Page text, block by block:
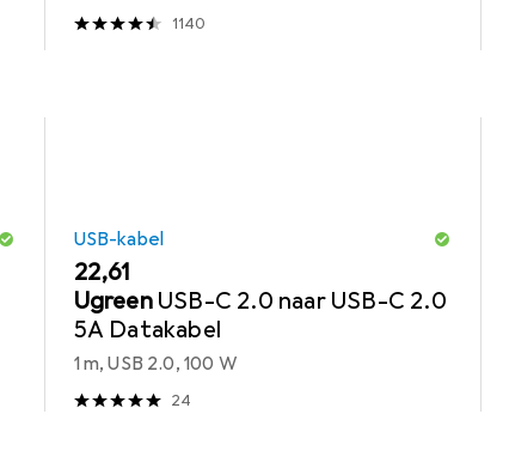
1140
USB-kabel
EUR
22,61
Ugreen USB-C 2.0 naar USB-C 2.0
5A Datakabel
1 m, USB 2.0, 100 W
24